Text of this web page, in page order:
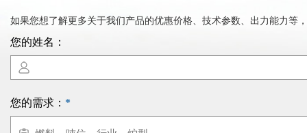
如果您想了解更多关于我们产品的优惠价格、技术参数、出力能力等
您的姓名：
您的需求： *